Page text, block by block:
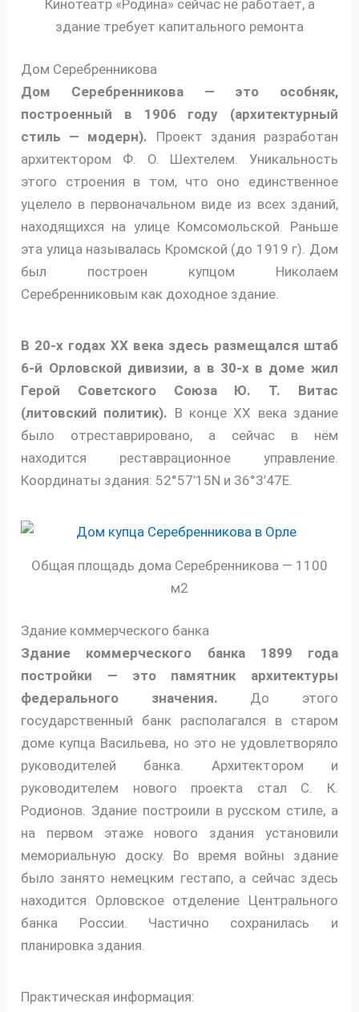
Кинотеатр «Родина» сейчас не работает, а
здание требует капитального ремонта
Дом Серебренникова
Дом Серебренникова — это особняк,
построенный в 1906 году (архитектурный
стиль — модерн). Проект здания разработан
архитектором Ф. О. Шехтелем. Уникальность
этого строения в том, что оно единственное
уцелело в первоначальном виде из всех зданий,
находящихся на улице Комсомольской. Раньше
эта улица называлась Кромской (до 1919 г). Дом
был построен купцом Николаем
Серебренниковым как доходное здание.
В 20-х годах XX века здесь размещался штаб
6-й Орловской дивизии, а в 30-х в доме жил
Герой Советского Союза Ю. Т. Витас
(литовский политик). В конце XX века здание
было отреставрировано, а сейчас в нём
находится реставрационное управление.
Координаты здания: 52°57’15N и 36°3’47E.
Общая площадь дома Серебренникова — 1100
м2
Здание коммерческого банка
Здание коммерческого банка 1899 года
постройки — это памятник архитектуры
федерального значения. До этого
государственный банк располагался в старом
доме купца Васильева, но это не удовлетворяло
руководителей банка. Архитектором и
руководителем нового проекта стал С. К.
Родионов. Здание построили в русском стиле, а
на первом этаже нового здания установили
мемориальную доску. Во время войны здание
было занято немецким гестапо, а сейчас здесь
находится Орловское отделение Центрального
банка России. Частично сохранилась и
планировка здания.
Практическая информация: